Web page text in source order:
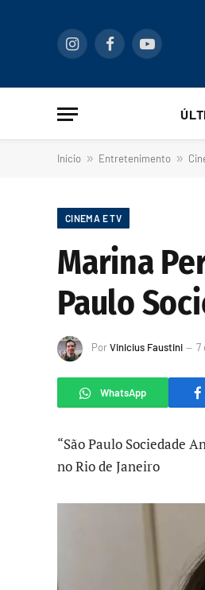
InstagramFacebookYouTube
Início » Entretenimento »
CINEMA E TV
Marina
Paulo
PorVinicius Faustini 7
WhatsApp
“São Paulo Sociedade
no Rio de Janeiro